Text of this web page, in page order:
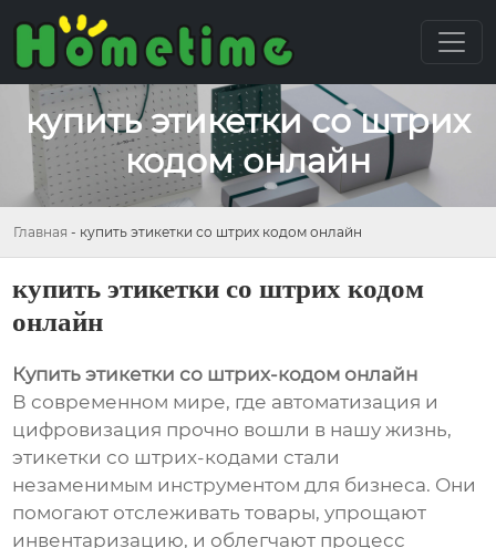
купить этикетки со штрих
кодом онлайн
Главная - купить этикетки со штрих кодом онлайн
купить этикетки со штрих кодом
онлайн
Купить этикетки со штрих-кодом онлайн
В современном мире, где автоматизация и
цифровизация прочно вошли в нашу жизнь,
этикетки со штрих-кодами стали
незаменимым инструментом для бизнеса. Они
помогают отслеживать товары, упрощают
инвентаризацию, и облегчают процесс